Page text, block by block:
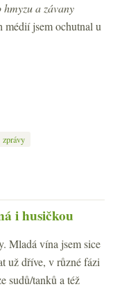
a závany
jsem ochutnal u
zprávy
i husičkou
Mladá vína jsem sice
už dříve, v různé fázi
sudů/tanků a též